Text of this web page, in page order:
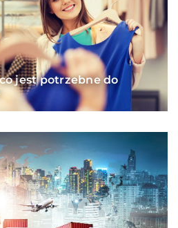
jest potrzebne do